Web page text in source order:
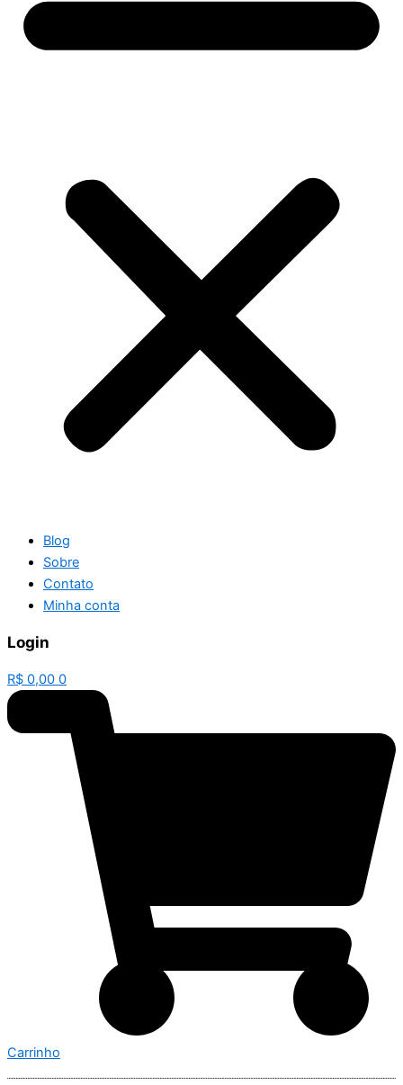
Blog
Sobre
Contato
Minha conta
Login
R$ 0,00 0
Carrinho